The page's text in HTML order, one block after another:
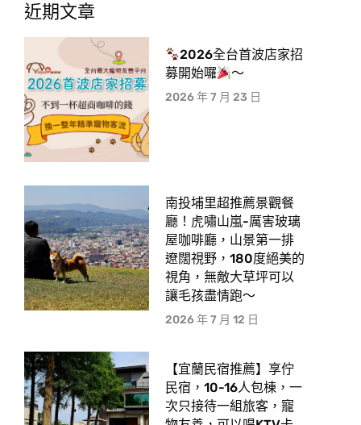
近期文章
2026全台首波店家招
募開始囉
～
2026 年 7 月 23 日
南投埔里超推薦景觀餐
廳！虎嘯山嵐-厲害玻璃
屋咖啡廳，山景第一排
遼闊視野，180度絕美的
視角，無敵大草坪可以
讓毛孩盡情跑〜
2026 年 7 月 12 日
【宜蘭民宿推薦】享佇
民宿，10-16人包棟，一
次只接待一組旅客，寵